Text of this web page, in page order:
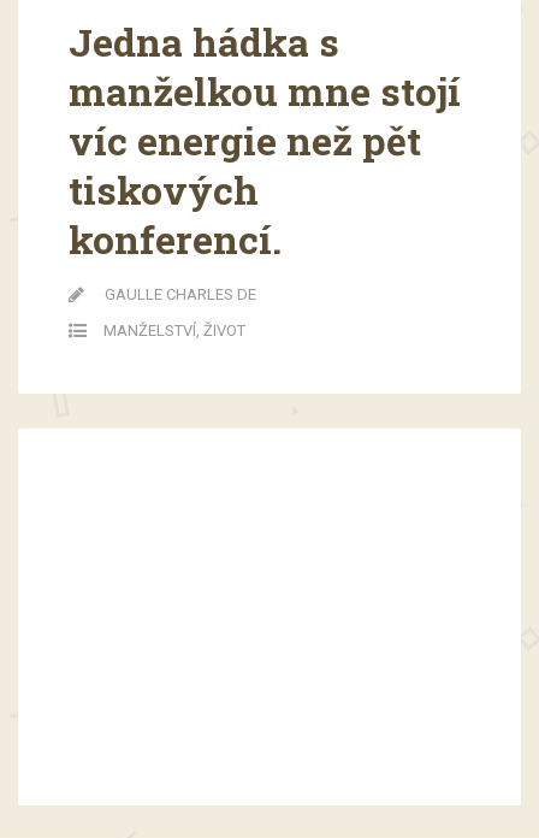
Jedna hádka s
manželkou mne stojí
víc energie než pět
tiskových
konferencí.
GAULLE CHARLES DE
MANŽELSTVÍ, ŽIVOT